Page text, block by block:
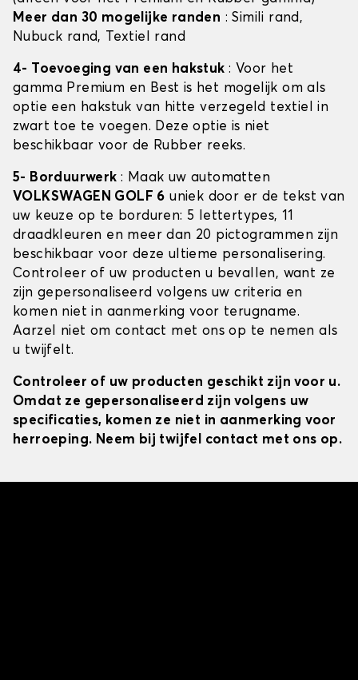
Meer dan 30 mogelijke randen : Simili rand,
Nubuck rand, Textiel rand
4- Toevoeging van een hakstuk : Voor het
gamma Premium en Best is het mogelijk om als
optie een hakstuk van hitte verzegeld textiel in
zwart toe te voegen. Deze optie is niet
beschikbaar voor de Rubber reeks.
5- Borduurwerk : Maak uw automatten
VOLKSWAGEN GOLF 6 uniek door er de tekst van
uw keuze op te borduren: 5 lettertypes, 11
draadkleuren en meer dan 20 pictogrammen zijn
beschikbaar voor deze ultieme personalisering.
Controleer of uw producten u bevallen, want ze
zijn gepersonaliseerd volgens uw criteria en
komen niet in aanmerking voor terugname.
Aarzel niet om contact met ons op te nemen als
u twijfelt.
Controleer of uw producten geschikt zijn voor u.
Omdat ze gepersonaliseerd zijn volgens uw
specificaties, komen ze niet in aanmerking voor
herroeping. Neem bij twijfel contact met ons op.